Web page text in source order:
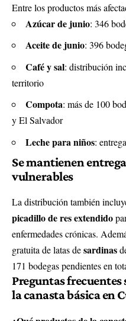
Entre los productos más
Azúcar de junio: 346
Aceite de junio: 396
Café y sal: distribución
territorio
Compota: más de 100
y El Salvador
Leche para niños:
Se mantienen
vulnerables
La distribución también
picadillo de res extendido
enfermedades crónicas.
gratuita de latas desardinas
171 bodegas pendientes en
Preguntas
la canasta básica en